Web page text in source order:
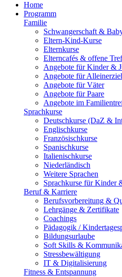
Home
Programm
Familie
Schwangerschaft &
Eltern-Kind-Kurse
Elternkurse
Elterncafés & offene
Angebote für Kinder &
Angebote für
Angebote für Väter
Angebote für Paare
Angebote im
Sprachkurse
Deutschkurse (DaZ &
Englischkurse
Französischkurse
Spanischkurse
Italienischkurse
Niederländisch
Weitere Sprachen
Sprachkurse für Kinder
Beruf & Karriere
Berufsvorbereitung &
Lehrgänge & Zertifikate
Coachings
Pädagogik /
Bildungsurlaube
Soft Skills &
Stressbewältigung
IT & Digitalisierung
Fitness & Entspannung